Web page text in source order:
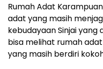
Rumah Adat
adat yang masih
kebudayaan Sinjai yang
bisa melihat rumah
yang masih berdiri